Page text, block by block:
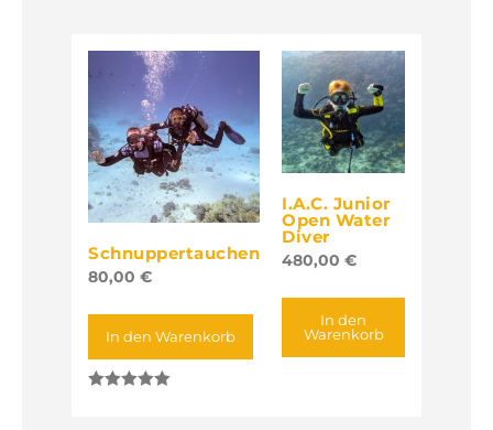
Schnuppertauchen
80,00€
In den Warenkorb
I.A.C. Junior
Open Water
Diver
480,00€
In den
Warenkorb